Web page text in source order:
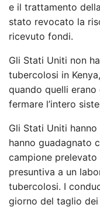
e il trattamento
stato revocato la
ricevuto fondi.
Gli Stati Uniti non
tubercolosi in
quando quelli
fermare l’intero
Gli Stati Uniti
hanno guadagnato
campione prelevato
presuntiva a un
tubercolosi. I
giorno del taglio